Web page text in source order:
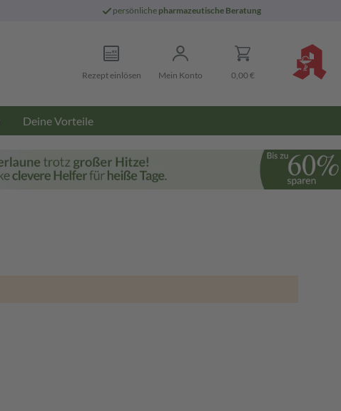
persönliche pharmazeutische Beratung
Rezept einlösen Mein Konto 0,00 €
Deine Vorteile